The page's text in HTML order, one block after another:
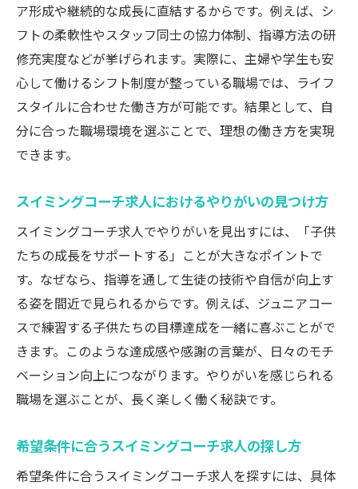
スイミングインストラクター求人選びのポイン
ト解説
スイミングコーチ求人でよくある雇用形態
の特徴
スイミングコーチ求人で注目すべき給与体
系の違い
格とは
スイミングコーチ求人応募時に確認すべき
福利厚生
未経験でも安心なスイミングコーチ求人の
見分け方
スイミングコーチ求人で重視されるコミュ
ニケーション力
働きやすさを重視するなら水泳コーチ求人が注
目
環境の条件
ワークライフバランスを叶えるスイミング
ア形成や継続的な成長に直結するからです。例えば、シ
フトの柔軟性やスタッフ同士の協力体制、指導方法の研
修充実度などが挙げられます。実際に、主婦や学生も安
心して働けるシフト制度が整っている職場では、ライフ
スタイルに合わせた働き方が可能です。結果として、自
分に合った職場環境を選ぶことで、理想の働き方を実現
できます。
スイミングコーチ求人におけるやりがいの見つけ方
スイミングコーチ求人でやりがいを見出すには、「子供
たちの成長をサポートする」ことが大きなポイントで
す。なぜなら、指導を通して生徒の技術や自信が向上す
る姿を間近で見られるからです。例えば、ジュニアコー
スで練習する子供たちの目標達成を一緒に喜ぶことがで
きます。このような達成感や感謝の言葉が、日々のモチ
ベーション向上につながります。やりがいを感じられる
職場を選ぶことが、長く楽しく働く秘訣です。
希望条件に合うスイミングコーチ求人の探し方
希望条件に合うスイミングコーチ求人を探すには、具体